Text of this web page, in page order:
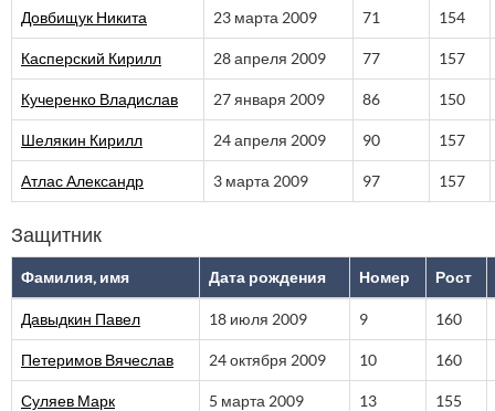
Довбищук Никита 23 марта 2009 71 154
Касперский Кирилл 28 апреля 2009 77 157
Кучеренко Владислав 27 января 2009 86 150
Шелякин Кирилл 24 апреля 2009 90 157
Атлас Александр 3 марта 2009 97 157
Защитник
Фамилия, имя Дата рождения Номер Рост
Давыдкин Павел 18 июля 2009 9 160
Петеримов Вячеслав 24 октября 2009 10 160
Суляев Марк 5 марта 2009 13 155